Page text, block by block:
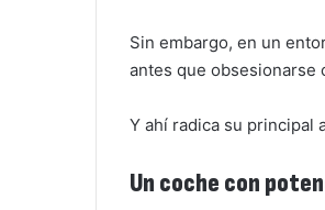
Sin embargo, en un
antes que obsesionarse
Y ahí radica su principal
Un coche con